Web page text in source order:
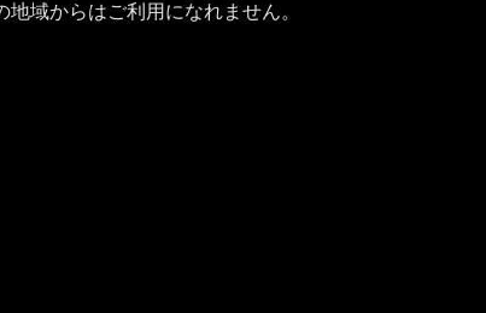
域からはご利用になれません。